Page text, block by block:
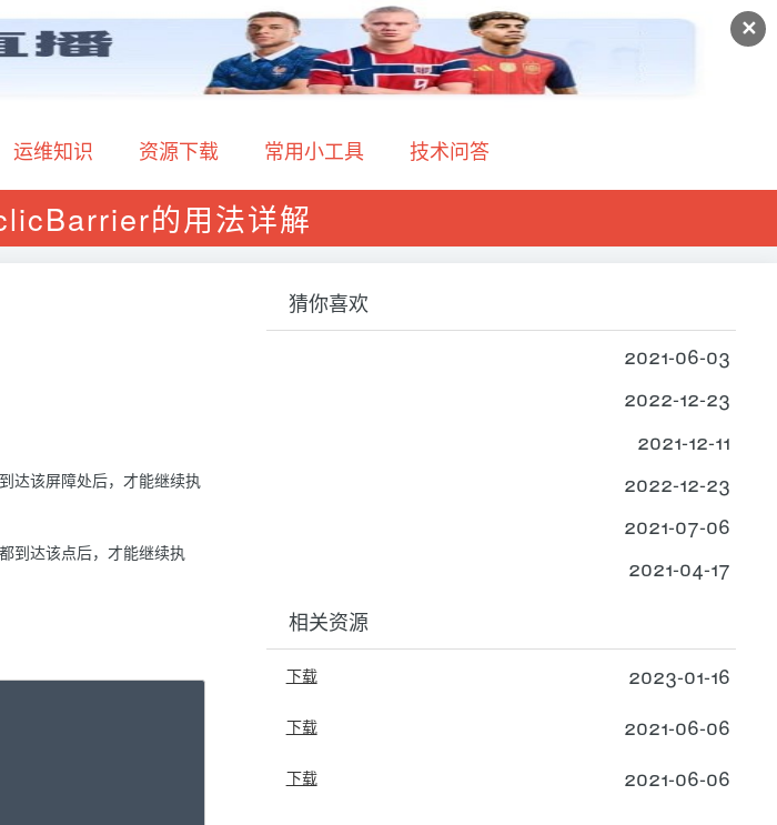
✕
运维知识 资源下载 常用小工具 技术问答
的用法详解
达该屏障处后，才能继续执
到达该点后，才能继续执
猜你喜欢
2021-06-03
2022-12-23
2021-12-11
2022-12-23
2021-07-06
2021-04-17
相关资源
下载 2023-01-16
下载 2021-06-06
下载 2021-06-06